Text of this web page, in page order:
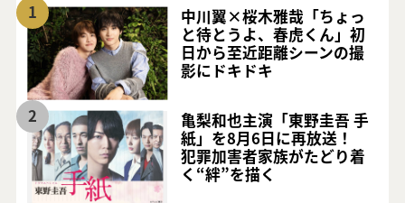
1
中川翼×桜木雅哉「ちょっ
と待とうよ、春虎くん」初
日から至近距離シーンの撮
影にドキドキ
2
亀梨和也主演「東野圭吾 手
紙」を8月6日に再放送！
犯罪加害者家族がたどり着
く“絆”を描く